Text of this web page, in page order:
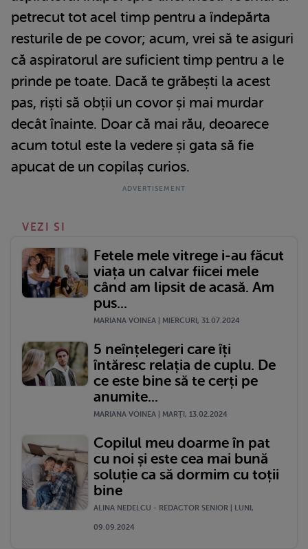
petrecut tot acel timp pentru a îndepărta
resturile de pe covor; acum, vrei să te asiguri
că aspiratorul are suficient timp pentru a le
prinde pe toate. Dacă te grăbești la acest
pas, riști să obții un covor și mai murdar
decât înainte. Doar că mai rău, deoarece
acum totul este la vedere și gata să fie
apucat de un copilaș curios.
VEZI SI
Fetele mele vitrege i-au făcut
viața un calvar fiicei mele
când am lipsit de acasă. Am
pus...
MARIANA VOINEA | MIERCURI, 31.07.2024
5 neînțelegeri care îți
întăresc relația de cuplu. De
ce este bine să te cerți pe
anumite...
MARIANA VOINEA | MARŢI, 13.02.2024
Copilul meu doarme în pat
cu noi și este cea mai bună
soluție ca să dormim cu toții
bine
ALINA NEDELCU - REDACTOR SENIOR | LUNI,
09.09.2024